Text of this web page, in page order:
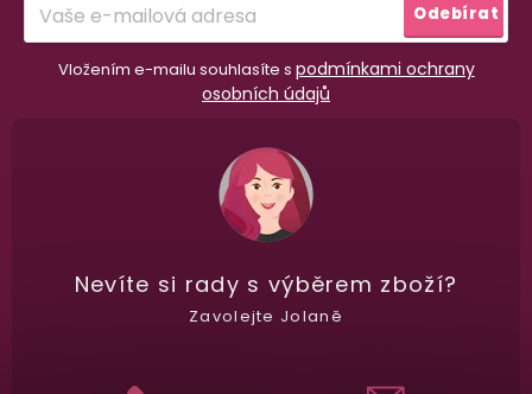
Vložením e-mailu souhlasíte s podmínkami ochrany
osobních údajů
Odebírat
Nevíte si rady s výběrem zboží?
Zavolejte Jolaně